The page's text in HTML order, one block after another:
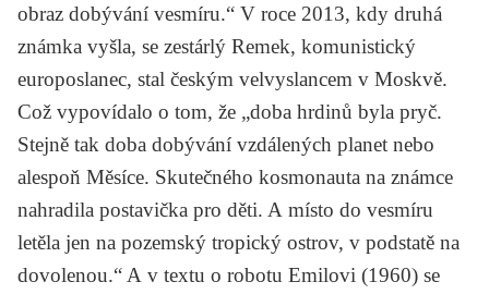
obraz dobývání vesmíru.“ V roce 2013, kdy druhá
známka vyšla, se zestárlý Remek, komunistický
europoslanec, stal českým velvyslancem v Moskvě.
Což vypovídalo o tom, že „doba hrdinů byla pryč.
Stejně tak doba dobývání vzdálených planet nebo
alespoň Měsíce. Skutečného kosmonauta na známce
nahradila postavička pro děti. A místo do vesmíru
letěla jen na pozemský tropický ostrov, v podstatě na
dovolenou.“ A v textu o robotu Emilovi (1960) se